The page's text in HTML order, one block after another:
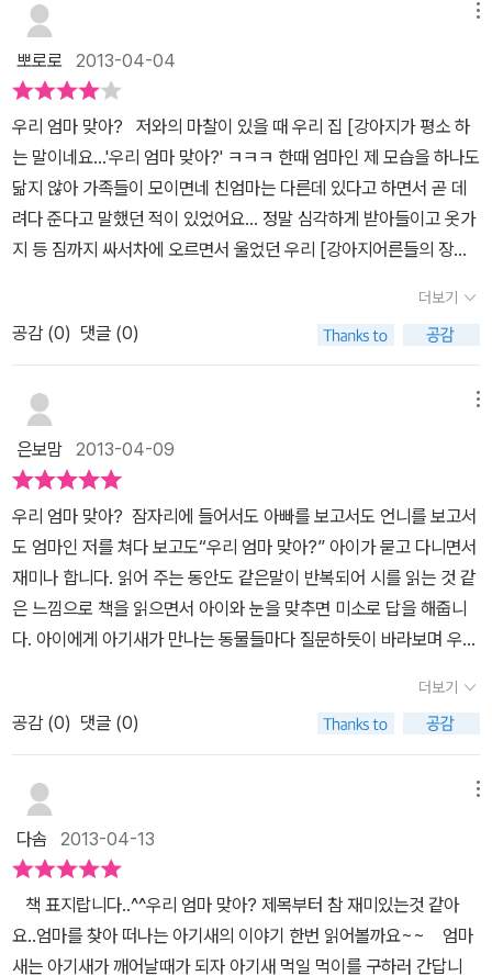
연습할때 하나씩 꺼내두고 읽게 하면 자신감이 생길 것 같아요.
어서,정말 너무나 적격이다 싶어요...^^<우리 엄마 맞아?>의 내용은
를 찾다가 둥지에서 떨어져서엄마를 찾는 내용이에요...'우리 엄마 맞
아?'라고 물어보면 각종 동물들이 아니라고 대답하고,그 문장들이 되
풀이해서 나오면서 내용이 진행되어서한글 읽기 연습하는데 딱 좋아
요...^^그림도 무척이나 귀여워서, 우리 아이...책을 보면서'아이 귀여
워!'를 연발하며, 아기새의 머리를 쓰다듬는 시늉을 하네요...^^우리
아이 같이 읽기독립을 시도하는 아이들 보여주기에 따악 적격인 책이
에요...^^
뽀로로 2013-04-04
우리 엄마 맞아? 저와의 마찰이 있을 때 우리 집 [강아지가 평소 하
는 말이네요...'우리 엄마 맞아?' ㅋㅋㅋ 한때 엄마인 제 모습을 하나도
닮지 않아 가족들이 모이면네 친엄마는 다른데 있다고 하면서 곧 데
려다 준다고 말했던 적이 있었어요... 정말 심각하게 받아들이고 옷가
지 등 짐까지 싸서차에 오르면서 울었던 우리 [강아지어른들의 장난
ㅋㅋ 이 책은 아기새가 막 태어났는데 마침 엄마 새는아기새가 태어
나면 배고플까봐 먹이를 구하러 간 찰나 였어요~그때 깨어나서 엄마
를 찾아 떠나지요^^ 나무아래로 떨어진 새는 엄마새 옆을 지나가면
서도 알지못했어요...고양이와 닭,개와 소를 만날때마다 묻는 질
다'라는 대답뿐이였지요...그래도 씩씩하게 엄마를 찾을 수 있다는 일
념으로비행기와 배를 발견해서도 엄마를 외쳐요...포크레인을 발견한
아기새는 엄마를 불러보지만 대답은 '뿌아앙' 하며 내는 기계음....아
기 새는 '넌 뿌아앙이구나~'하는데 울 [강아지는 그 말이 아주 웃긴가
봐요ㅋㅋ이때 포크레인이 아기 새를 들어올리더니...나무 위 둥지 위
에 살포시 올려 놓아주네요 ^^ 다행이 집으로 돌아왔어요~그리곤 마
침 엄마 새가 먹이를 물고 둥지로 돌아왔네요~ 자신의 모습과 똑같은
새를 보곤 엄마인줄 알아봐요^^진작에 아기 새에게 거울을 보여줬음
엄마 새를 찾았겠지요??^^ 엄마든 아빠든 닮게 마련인 아이들.....가
이를 준비하려는 엄마새의 마음을아기새도 느꼈겠지요??우리 강아
지[ 이 책을 다 읽더니 저를 꼭 껴안곤 이젠 우리 엄마라며 다리 밑에
서 주워왔다는 말은 안믿을거라네요 ㅋㅋ
더보기
공감 (0) 댓글 (0)
은보맘 2013-04-09
우리 엄마 맞아? 잠자리에 들어서도 아빠를 보고서도 언니를 보고서
도 엄마인 저를 쳐다 보고도“우리 엄마 맞아?” 아이가 묻고 다니면서
재미나 합니다. 읽어 주는 동안도 같은말이 반복되어 시를 읽는 것 같
은 느낌으로 책을 읽으면서 아이와 눈을 맞추면 미소로 답을 해줍니
다. 아이에게 아기새가 만나는 동물들마다 질문하듯이 바라보며 우리
고 답도 합니다. 이제는 제법 혼자 앉아 책을 보면서 스스로 그림으로
연상하여 이야기를 만들어 가며 읽는 것 같아요. 그래서 아이가 자연
스럽게 우리 엄마 맞아? 그림책에 빠져 드는 것 같아요 아이가 다니
는 어린이집에서는 하루에 한권씩 엄마와 아이가 책을 읽고 그림이나
글로 표현해 가는 활동이 있는데요 몇일 동안은 매일 매일 우리 엄마
맞아? 만 읽고 포크레인이랑 아기새 그림을 그려 갔어요 그림책이면
약간 크기가 큰편이지만 이 책은 적당한 크기와 편한 색감의 표지와
반복해서 보아도 눈에 피로가 없는 세가지 색으로만 그림을 그렸습니
다. 여러 가지 색감으로 눈의 피곤함을 주는 것보다는 보면 볼수록 뭔
더보기
공감 (0) 댓글 (0)
다솜 2013-04-13
책 표지랍니다..^^우리 엄마 맞아? 제목부터 참 재미있는것 같아
요..엄마를 찾아 떠나는 아기새의 이야기 한번 읽어볼까요~~ 엄마
새는 아기새가 깨어날때가 되자 아기새 먹일 먹이를 구하러 간답니